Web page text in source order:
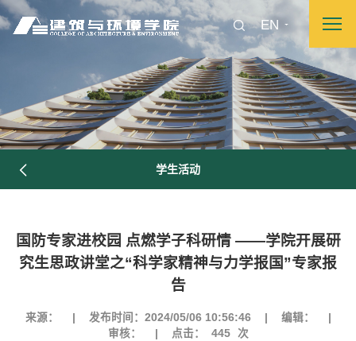
EN
学生活动
国防专家进校园 点燃学子科研情 ——学院开展研
究生思政讲堂之“科学家精神与力学报国”专家报
告
来源： 发布时间：2024/05/06 10:56:46 编辑：
审核：
点击： 445 次